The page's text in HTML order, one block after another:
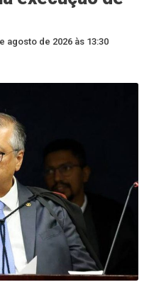
agosto de 2026 às 13:30